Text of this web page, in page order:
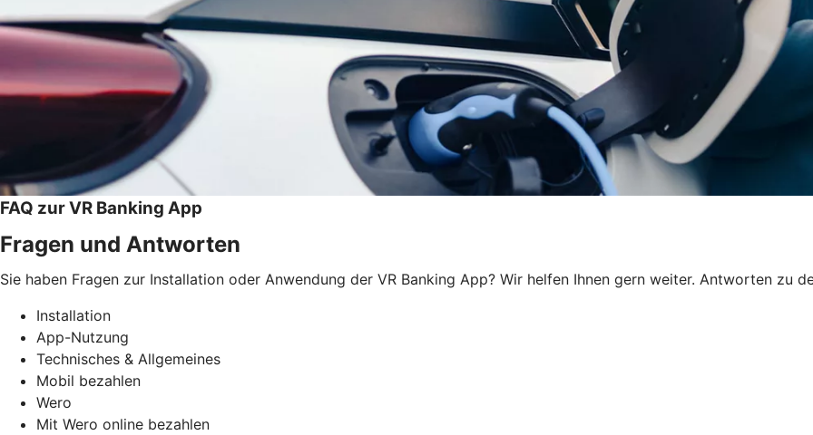
FAQ zur VR Banking App
Fragen und Antworten
Sie haben Fragen zur Installation oder Anwendung der VR Banking App? Wir helfen Ihnen gern weiter. Antworten zu
Installation
App-Nutzung
Technisches & Allgemeines
Mobil bezahlen
Wero
Mit Wero online bezahlen